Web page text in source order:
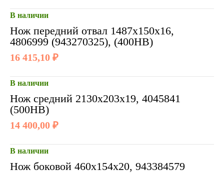
В наличии
Нож передний отвал 1487х150х16,
4806999 (943270325), (400HB)
16 415,10 ₽
В наличии
Нож средний 2130х203х19, 4045841
(500HB)
14 400,00 ₽
В наличии
Нож боковой 460х154х20, 943384579